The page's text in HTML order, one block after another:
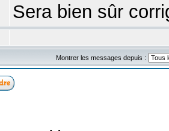
Sera bien sûr
Montrer les messages depuis :